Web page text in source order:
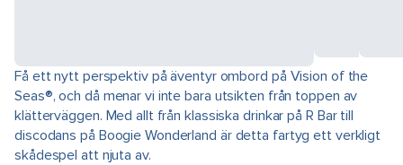
Få ett nytt perspektiv på äventyr ombord på Vision of the
Seas®, och då menar vi inte bara utsikten från toppen av
klätterväggen. Med allt från klassiska drinkar på R Bar till
discodans på Boogie Wonderland är detta fartyg ett verkligt
skådespel att njuta av.